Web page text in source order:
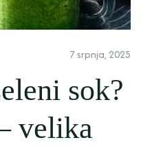
7 srpnja, 2025
sok?
velika